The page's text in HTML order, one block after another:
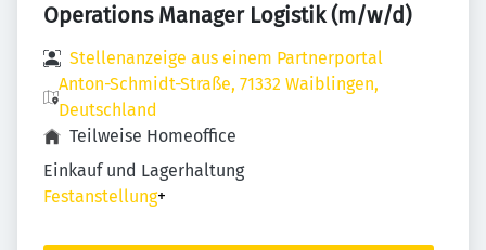
Operations Manager Logistik (m/w/d)
Stellenanzeige aus einem Partnerportal
Anton-Schmidt-Straße, 71332 Waiblingen,
Deutschland
Teilweise Homeoffice
Einkauf und Lagerhaltung
Festanstellung+